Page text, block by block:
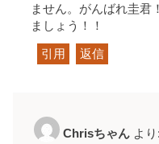
ません。がんばれ圭君
ましょう！！
引用 返信
Chrisちゃん より: